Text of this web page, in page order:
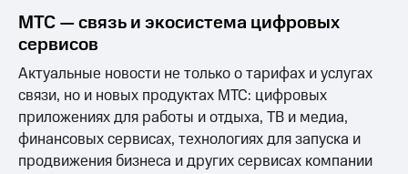
акционера
Акционерный
Контроль
и
аудит
Рынок
акций
МТС — связь и экосистема цифровых
сервисов
Актуальные новости не только о тарифах и услугах
связи, но и новых продуктах МТС: цифровых
приложениях для работы и отдыха, ТВ и медиа,
финансовых сервисах, технологиях для запуска и
продвижения бизнеса и других сервисах компании